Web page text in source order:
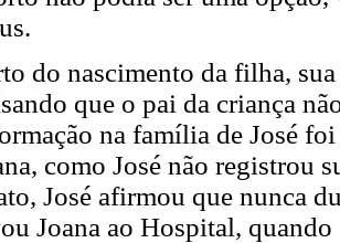
do nascimento da filha,
que o pai da criança
na família de José
como José não registrou
José afirmou que nunca
Joana ao Hospital,